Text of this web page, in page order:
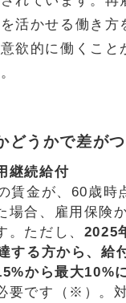
活かせる働き方
欲的に働くこと
どうかで差が
継続給付
賃金が、60歳時
場合、雇用保険
。ただし、 2025
する方から、給
から最大10%
要です（※）。